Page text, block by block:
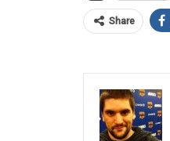
Share